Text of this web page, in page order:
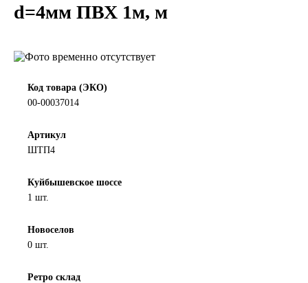
LIQUI MOLY
LUXE
MANNOL
MOTUL
OIL RIGHT
Petro Canada
d=4мм ПВХ 1м, м
Код товара (ЭКО)
00-00037014
Артикул
ШТП4
Куйбышевское шоссе
1 шт.
Новоселов
0 шт.
Ретро склад